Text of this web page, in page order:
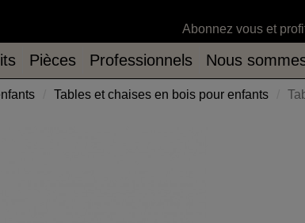
Abonnez vous et
Pièces Professionnels Nous
Tables et chaises en bois pour enfants